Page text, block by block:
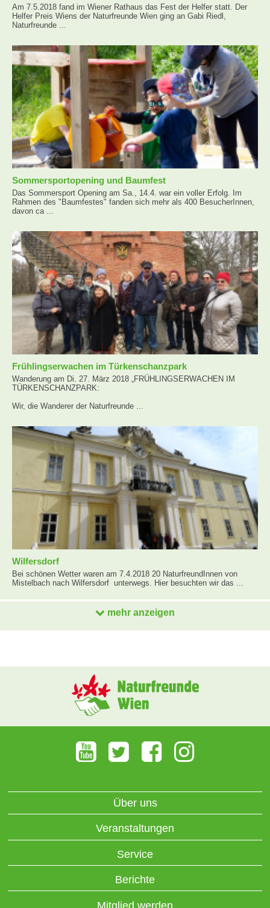
Am 7.5.2018 fand im Wiener Rathaus das Fest der Helfer statt. Der
Helfer Preis Wiens der Naturfreunde Wien ging an Gabi Riedl,
Naturfreunde ...
Sommersportopening und Baumfest
Das Sommersport Opening am Sa., 14.4. war ein voller Erfolg. Im
Rahmen des "Baumfestes" fanden sich mehr als 400 BesucherInnen,
davon ca ...
Frühlingserwachen im Türkenschanzpark
Wanderung am Di. 27. März 2018 „FRÜHLINGSERWACHEN IM
TÜRKENSCHANZPARK:
Wir, die Wanderer der Naturfreunde ...
Wilfersdorf
Bei schönen Wetter waren am 7.4.2018 20 NaturfreundInnen von
Mistelbach nach Wilfersdorf unterwegs. Hier besuchten wir das ...
mehr anzeigen
Über uns
Veranstaltungen
Service
Berichte
Mitglied werden